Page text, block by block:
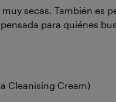
secas. También es
para quiénes
Cleanising Cream)